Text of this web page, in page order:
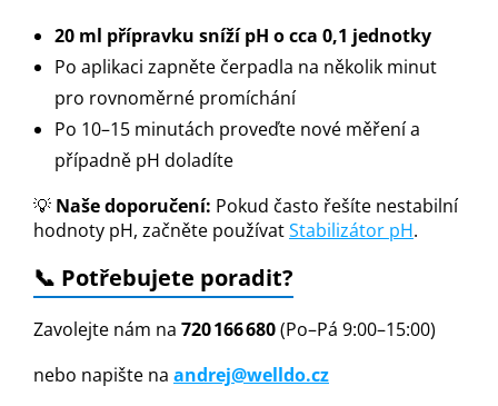
20 ml přípravku sníží pH o cca 0,1 jednotky
Po aplikaci zapněte čerpadla na několik minut
pro rovnoměrné promíchání
Po 10–15 minutách proveďte nové měření a
případně pH doladíte
💡 Naše doporučení: Pokud často řešíte nestabilní
hodnoty pH, začněte používatStabilizátor pH.
📞 Potřebujete poradit?
Zavolejte nám na 720 166 680(Po–Pá 9:00–15:00)
nebo napište na andrej@welldo.cz